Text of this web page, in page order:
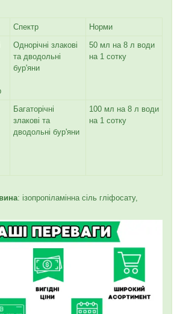
Спектр
Норми
Однорічні злакові
та дводольні
бур'яни
50 мл на 8 л води
на 1 сотку
Багаторічні
злакові та
дводольні бур'яни
100 мл на 8 л води
на 1 сотку
: ізопропіламінна сіль гліфосату,